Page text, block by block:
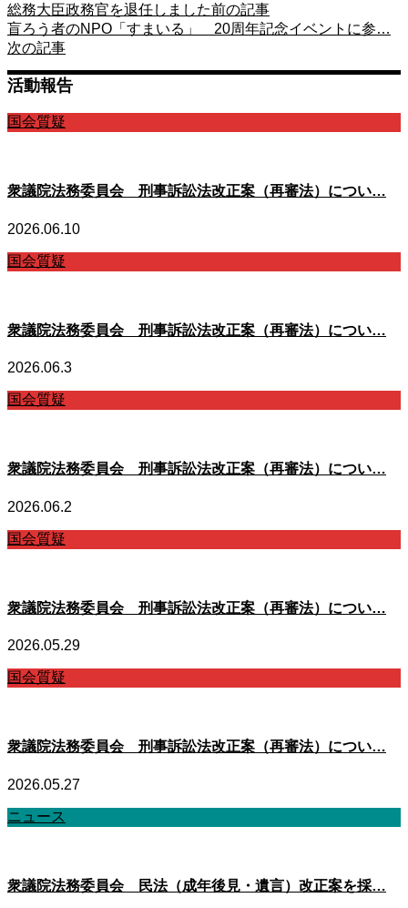
総務大臣政務官を退任しました前の記事
盲ろう者のNPO「すまいる」 20周年記念イベントに参…
次の記事
活動報告
国会質疑
衆議院法務委員会 刑事訴訟法改正案（再審法）につい…
2026.06.10
国会質疑
衆議院法務委員会 刑事訴訟法改正案（再審法）につい…
2026.06.3
国会質疑
衆議院法務委員会 刑事訴訟法改正案（再審法）につい…
2026.06.2
国会質疑
衆議院法務委員会 刑事訴訟法改正案（再審法）につい…
2026.05.29
国会質疑
衆議院法務委員会 刑事訴訟法改正案（再審法）につい…
2026.05.27
ニュース
衆議院法務委員会 民法（成年後見・遺言）改正案を採…